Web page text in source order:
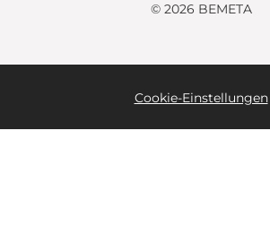
© 2026 BEMETA
Cookie-Einstellungen